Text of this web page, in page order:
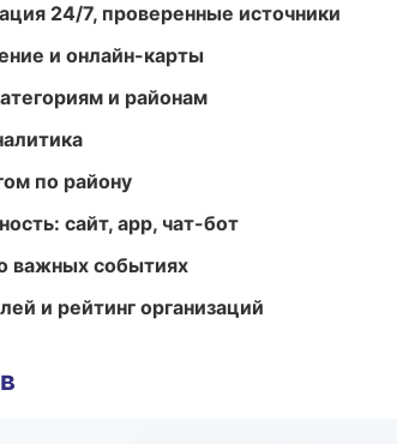
24/7, проверенные источники
и онлайн-карты
и районам
по району
сайт, app, чат-бот
важных событиях
и рейтинг организаций